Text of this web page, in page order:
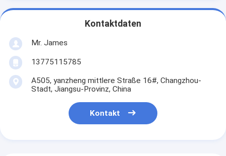
Kontaktdaten
Mr. James
13775115785
A505, yanzheng mittlere Straße 16#, Changzhou-
Stadt, Jiangsu-Provinz, China
Kontakt